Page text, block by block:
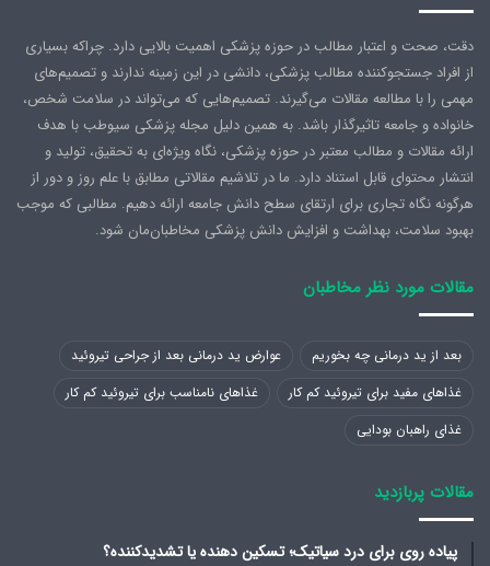
دقت، صحت و اعتبار مطالب در حوزه پزشکی اهمیت بالایی دارد. چراکه بسیاری
از افراد جستجوکننده مطالب پزشکی، دانشی در این زمینه ندارند و تصمیم‌های
مهمی را با مطالعه مقالات می‌گیرند. تصمیم‌هایی که می‌تواند در سلامت شخص،
خانواده و جامعه تاثیرگذار باشد. به همین دلیل مجله پزشکی سیوطب با هدف
ارائه مقالات و مطالب معتبر در حوزه پزشکی، نگاه ویژه‌ای به تحقیق، تولید و
انتشار محتوای قابل استناد دارد. ما در تلاشیم مقالاتی مطابق با علم روز و دور از
هرگونه نگاه تجاری برای ارتقای سطح دانش جامعه ارائه دهیم. مطالبی که موجب
بهبود سلامت، بهداشت و افزایش دانش پزشکی مخاطبان‌مان شود.
مقالات مورد نظر مخاطبان
بعد از ید درمانی چه بخوریم
عوارض ید درمانی بعد از جراحی تیروئید
غذاهای مفید برای تیروئید کم کار
غذاهای نامناسب برای تیروئید کم کار
غذای راهبان بودایی
مقالات پربازدید
پیاده روی برای درد سیاتیک؛ تسکین دهنده یا تشدیدکننده؟